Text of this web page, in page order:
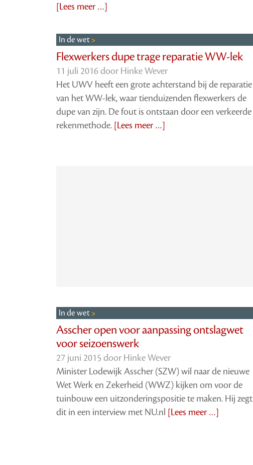
[Lees meer …]
In de wet
Flexwerkers dupe trage reparatie WW-lek
11 juli 2016 door Hinke Wever
Het UWV heeft een grote achterstand bij de reparatie
van het WW-lek, waar tienduizenden flexwerkers de
dupe van zijn. De fout is ontstaan door een verkeerde
rekenmethode. [Lees meer …]
In de wet
Asscher open voor aanpassing ontslagwet
voor seizoenswerk
27 juni 2015 door Hinke Wever
Minister Lodewijk Asscher (SZW) wil naar de nieuwe
Wet Werk en Zekerheid (WWZ) kijken om voor de
tuinbouw een uitzonderingspositie te maken. Hij zegt
dit in een interview met NU.nl [Lees meer …]